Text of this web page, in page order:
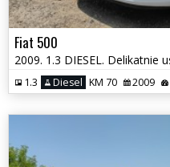
Fiat 500
1.3 Diesel KM 70 2009